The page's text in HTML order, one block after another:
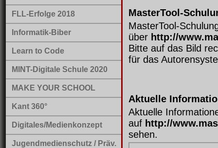
FLL-Erfolge 2018
Informatik-Biber
Learn to Code
MINT-Digitale Schule 2020
MAKE YOUR SCHOOL
Kant 360°
Digitales/Medienkonzept
Jugendmedienschutz / Präv.
MasterTool-
MasterTool-
über http://
Bitte auf das Bild
für das
Aktuelle
Aktuelle
auf http://
sehen.